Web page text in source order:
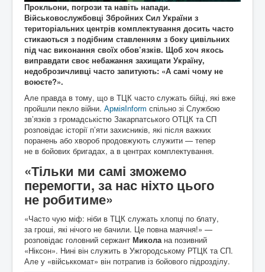
Прокльони, погрози та навіть напади.
Військовослужбовці Збройних Сил України з
територіальних центрів комплектування досить часто
стикаються з подібним ставленням з боку цивільних
під час виконання своїх обов’язків. Щоб хоч якось
виправдати своє небажання захищати Україну,
недоброзичливці часто запитують: «А самі чому не
воюєте?».
Але правда в тому, що в ТЦК часто служать бійці, які вже
пройшли пекло війни. АрміяInform спільно зі Службою
зв’язків з громадськістю Закарпатського ОТЦК та СП
розповідає історії п’яти захисників, які після важких
поранень або хвороб продовжують служити — тепер
не в бойових бригадах, а в центрах комплектування.
«Тільки ми самі зможемо
перемогти, за нас ніхто цього
не робитиме»
«Часто чую міф: ніби в ТЦК служать хлопці по блату,
за гроші, які нічого не бачили. Це повна маячня!» —
розповідає головний сержант Микола на позивний
«Ніксон». Нині він служить в Ужгородському РТЦК та СП.
Але у «військкомат» він потрапив із бойового підрозділу.